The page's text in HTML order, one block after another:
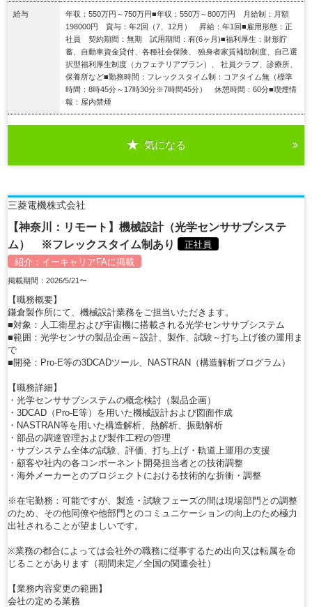
給与
年収：550万円～750万円■年収：550万～800万円 月給制：月額
198000円 賞与：年2回（7、12月） 昇給：年1回■雇用形態：正
社員 契約期間：無期 試用期間：有(6ヶ月)■福利厚生：財形貯
蓄、自動車資金貸付、各種社会保険、 独身者家賃補助制度、自己選
択型福利厚生制度（カフェテリアプラン）、 社員クラブ、診療所、
保養所など■勤務時間：フレックスタイム制：コアタイム無（標準
時間：8時45分～17時30分※7時間45分） 休憩時間：60分■喫煙情
報：屋内禁煙
気になる
三菱電機株式会社
【神奈川：リモート】機械設計（光学センササブシステ
ム） ※フレックスタイム制あり
正社員
紹介： イーキャリアFAに掲載
掲載期間：2026/5/21〜
【職務概要】
鎌倉製作所にて、機械設計業務をご担当いただきます。
■対象：人工衛星および宇宙機に搭載される光学センササブシステム
■範囲：光学センサの製品企画～設計、製作、試験～打ち上げ後の運用ま
で
■開発：Pro-E等の3DCADツール、NASTRAN（構造解析プログラム）
【職務詳細】
・光学センササブシステムの概念検討（製品企画）
・3DCAD（Pro-E等）を用いた機械設計および図面作成
・NASTRAN等を用いた構造解析、熱解析、振動解析
・部品の調達管理および製作工程の管理
・サブシステム全体の試験、評価、打ち上げ・軌道上運用の支援
・顧客や社内の各コンポーネント開発担当者との技術調整
・海外メーカーとのプロジェクトにおける技術的な折衝・調整
※在宅勤務：可能ですが、製造・試験フェーズの間は現場部門との調整
のため、その他同僚や他部門とのコミュニケーションの向上のため極力
出社されることが望ましいです。
※業務の都合によっては会社外の職務に従事するため出向又は転属を命
じることがあります（期間未定／全国の関連会社）
【業務内容変更の範囲】
会社の定める業務